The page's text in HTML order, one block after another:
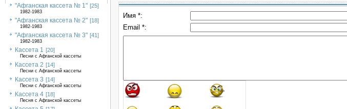
"Афганская кассета № 1" [25]
1982-1983
"Афганская кассета № 2" [18]
1982-1983
"Афганская кассета № 3" [41]
1982-1983
Кассета 1 [20]
Песни с Афганской кассеты
Кассета 2 [14]
Песни с Афганской кассеты
Кассета 3 [14]
Песни с Афганской кассеты
Кассета 4 [18]
Песня с Афганской кассеты
Имя *:
Email *: